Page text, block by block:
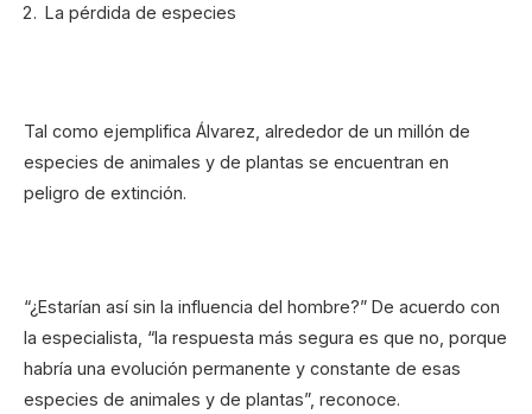
La pérdida de especies
Tal como ejemplifica Álvarez, alrededor de un millón de
especies de animales y de plantas se encuentran en
peligro de extinción.
“¿Estarían así sin la influencia del hombre?” De acuerdo con
la especialista, “la respuesta más segura es que no, porque
habría una evolución permanente y constante de esas
especies de animales y de plantas”, reconoce.